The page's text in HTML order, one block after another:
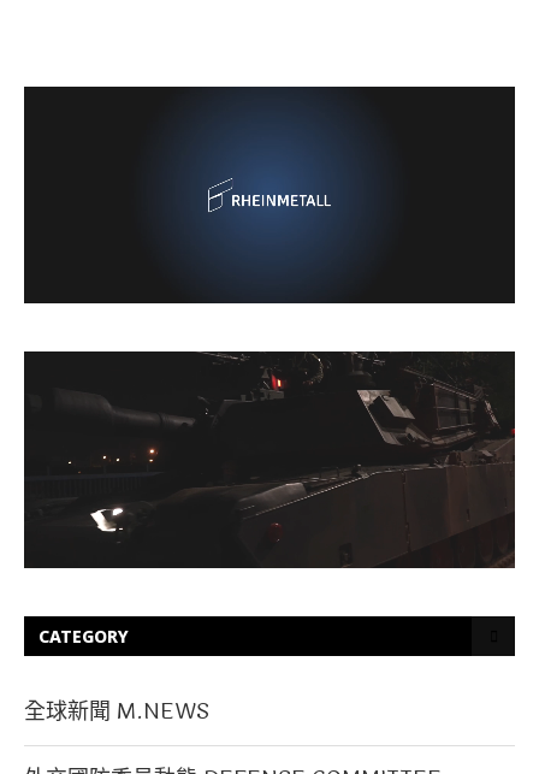
CATEGORY
全球新聞 M.NEWS